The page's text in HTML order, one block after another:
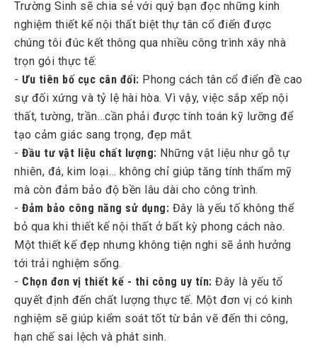
Trường Sinh sẽ chia sẻ với quý bạn đọc những kinh
nghiệm thiết kế nội thất biệt thự tân cổ điển được
chúng tôi đúc kết thông qua nhiều công trình xây nhà
trọn gói thực tế:
- Ưu tiên bố cục cân đối: Phong cách tân cổ điển đề cao
sự đối xứng và tỷ lệ hài hòa. Vì vậy, việc sắp xếp nội
thất, tường, trần…cần phải được tính toán kỹ lưỡng để
tạo cảm giác sang trọng, đẹp mắt.
- Đầu tư vật liệu chất lượng: Những vật liệu như gỗ tự
nhiên, đá, kim loại… không chỉ giúp tăng tính thẩm mỹ
mà còn đảm bảo độ bền lâu dài cho công trình.
- Đảm bảo công năng sử dụng: Đây là yếu tố không thể
bỏ qua khi thiết kế nội thất ở bất kỳ phong cách nào.
Một thiết kế đẹp nhưng không tiện nghi sẽ ảnh hưởng
tới trải nghiệm sống.
- Chọn đơn vị thiết kế - thi công uy tín: Đây là yếu tố
quyết định đến chất lượng thực tế. Một đơn vị có kinh
nghiệm sẽ giúp kiểm soát tốt từ bản vẽ đến thi công,
hạn chế sai lệch và phát sinh.